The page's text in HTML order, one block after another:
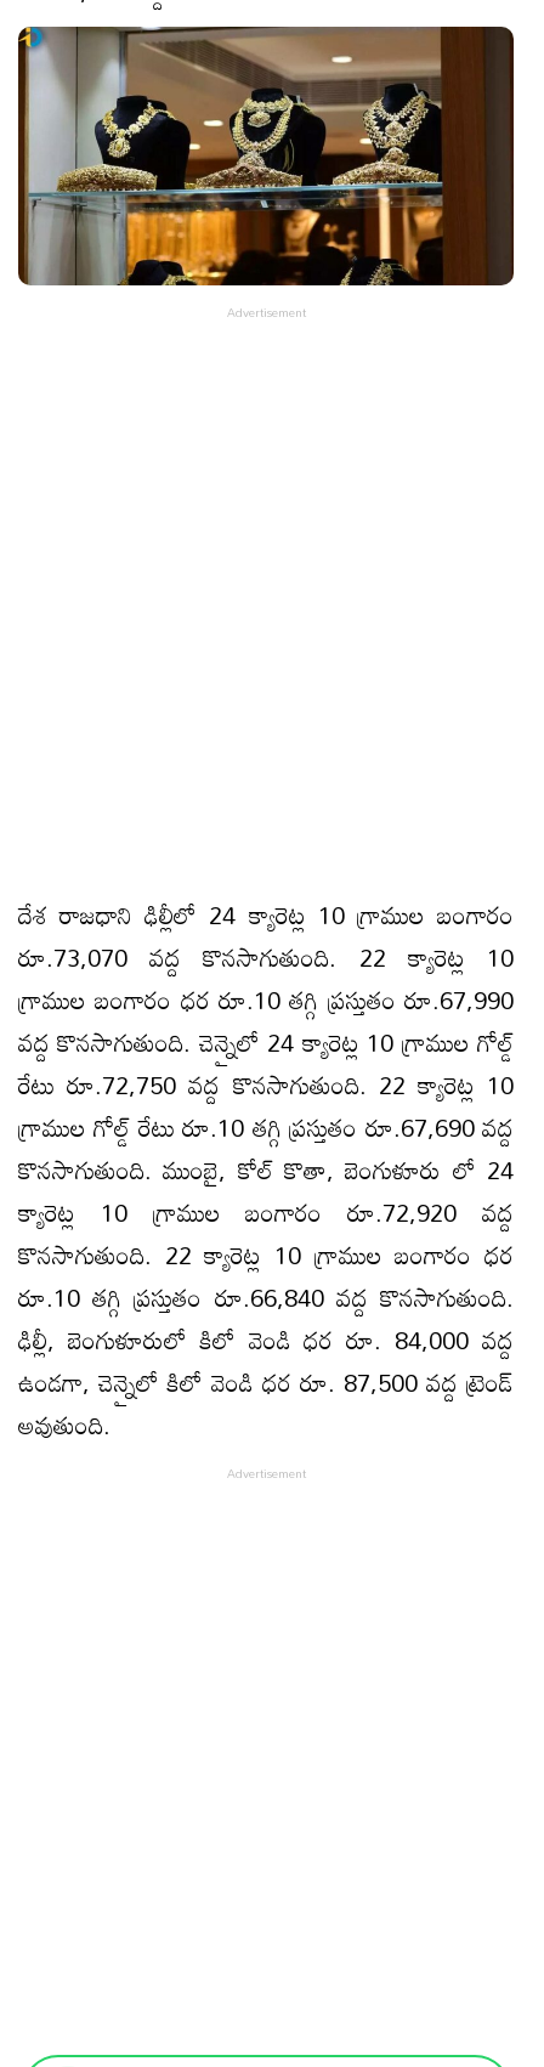
దేశ రాజధాని ఢిల్లీలో 24 క్యారెట్ల 10 గ్రాముల బంగారం
రూ.73,070 వద్ద కొనసాగుతుంది. 22 క్యారెట్ల 10
గ్రాముల బంగారం ధర రూ.10 తగ్గి ప్రస్తుతం రూ.67,990
వద్ద కొనసాగుతుంది. చెన్నైలో 24 క్యారెట్ల 10 గ్రాముల గోల్డ్
రేటు రూ.72,750 వద్ద కొనసాగుతుంది. 22 క్యారెట్ల 10
గ్రాముల గోల్డ్ రేటు రూ.10 తగ్గి ప్రస్తుతం రూ.67,690 వద్ద
కొనసాగుతుంది. ముంబై, కోల్ కొతా, బెంగుళూరు లో 24
క్యారెట్ల 10 గ్రాముల బంగారం రూ.72,920 వద్ద
కొనసాగుతుంది. 22 క్యారెట్ల 10 గ్రాముల బంగారం ధర
రూ.10 తగ్గి ప్రస్తుతం రూ.66,840 వద్ద కొనసాగుతుంది.
ఢిల్లీ, బెంగుళూరులో కిలో వెండి ధర రూ. 84,000 వద్ద
ఉండగా, చెన్నైలో కిలో వెండి ధర రూ. 87,500 వద్ద ట్రెండ్
అవుతుంది.